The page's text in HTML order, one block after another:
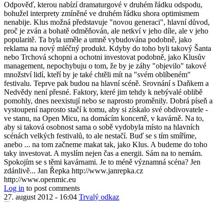
Odpověď, kterou nabízí dramaturgové v druhém řádku odspodu,
bohužel interprety zmíněné ve druhém řádku shora optimismem
nenabije. Klus možná představuje "novou generaci", hlavní důvod,
proč je zván a bohatě odměňován, ale netkví v jeho díle, ale v jeho
popularitě. Ta byla uměle a umně vybudována podobně, jako
reklama na nový mléčný produkt. Kdyby do toho byli takový Šanta
nebo Trchová schopni a ochotni investovat podobně, jako Klusův
management, nepochybuju o tom, že by je záhy "objevilo" takové
množství lidí, kteří by je také chtěli mít na "svém oblíbeném"
festivalu. Teprve pak budou na hlavní scéně. Srovnání s Daňkem a
Nedvědy není přesné. Faktory, které jim tehdy k nebývalé oblibě
pomohly, dnes neexistují nebo se naprosto proměnily. Dobrá píseň a
vystoupení naprosto stačí k tomu, aby si získalo své obdivovatele -
ve stanu, na Open Micu, na domácím koncertě, v kavárně. Na to,
aby si taková osobnost sama o sobě vydobyla místo na hlavních
scénách velkých festivalů, to ale nestačí. Buď se s tím smíříme,
anebo ... na tom začneme makat tak, jako Klus. A budeme do toho
taky investovat. A myslím nejen čas a energii. Sám na to nemám.
Spokojím se s těmi kavárnami. Je to méně významná scéna? Jen
zdánlivě... Jan Řepka http://www.janrepka.cz
http://www.openmic.eu
Log in to post comments
27. august 2012 - 16:04 Trvalý odkaz